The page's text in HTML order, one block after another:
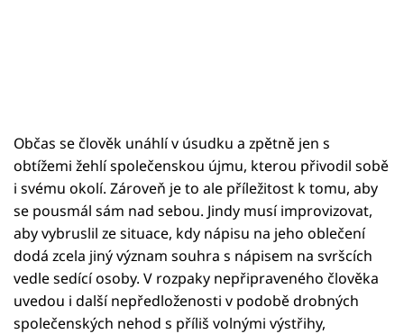
Občas se člověk unáhlí v úsudku a zpětně jen s
obtížemi žehlí společenskou újmu, kterou přivodil sobě
i svému okolí. Zároveň je to ale příležitost k tomu, aby
se pousmál sám nad sebou. Jindy musí improvizovat,
aby vybruslil ze situace, kdy nápisu na jeho oblečení
dodá zcela jiný význam souhra s nápisem na svršcích
vedle sedící osoby. V rozpaky nepřipraveného člověka
uvedou i další nepředloženosti v podobě drobných
společenských nehod s příliš volnými výstřihy,